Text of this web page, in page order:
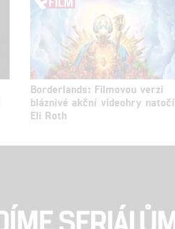
Borderlands: Filmovou verzi
bláznivé akční videohry natočí
Eli Roth